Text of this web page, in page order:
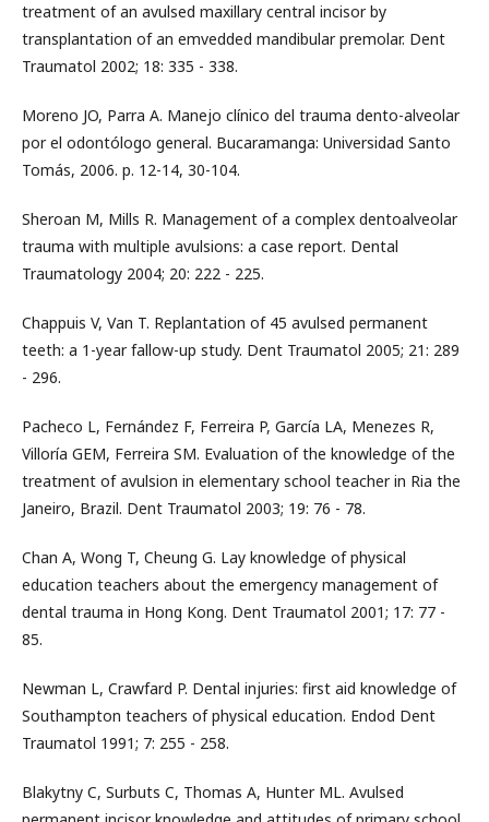
treatment of an avulsed maxillary central incisor by
transplantation of an emvedded mandibular premolar. Dent
Traumatol 2002; 18: 335 - 338.
Moreno JO, Parra A. Manejo clínico del trauma dento-alveolar
por el odontólogo general. Bucaramanga: Universidad Santo
Tomás, 2006. p. 12-14, 30-104.
Sheroan M, Mills R. Management of a complex dentoalveolar
trauma with multiple avulsions: a case report. Dental
Traumatology 2004; 20: 222 - 225.
Chappuis V, Van T. Replantation of 45 avulsed permanent
teeth: a 1-year fallow-up study. Dent Traumatol 2005; 21: 289
- 296.
Pacheco L, Fernández F, Ferreira P, García LA, Menezes R,
Villoría GEM, Ferreira SM. Evaluation of the knowledge of the
treatment of avulsion in elementary school teacher in Ria the
Janeiro, Brazil. Dent Traumatol 2003; 19: 76 - 78.
Chan A, Wong T, Cheung G. Lay knowledge of physical
education teachers about the emergency management of
dental trauma in Hong Kong. Dent Traumatol 2001; 17: 77 -
85.
Newman L, Crawfard P. Dental injuries: first aid knowledge of
Southampton teachers of physical education. Endod Dent
Traumatol 1991; 7: 255 - 258.
Blakytny C, Surbuts C, Thomas A, Hunter ML. Avulsed